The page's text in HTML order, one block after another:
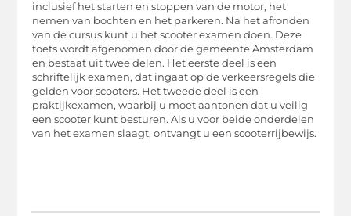
inclusief het starten en stoppen van de motor, het
nemen van bochten en het parkeren. Na het afronden
van de cursus kunt u het scooter examen doen. Deze
toets wordt afgenomen door de gemeente Amsterdam
en bestaat uit twee delen. Het eerste deel is een
schriftelijk examen, dat ingaat op de verkeersregels die
gelden voor scooters. Het tweede deel is een
praktijkexamen, waarbij u moet aantonen dat u veilig
een scooter kunt besturen. Als u voor beide onderdelen
van het examen slaagt, ontvangt u een scooterrijbewijs.